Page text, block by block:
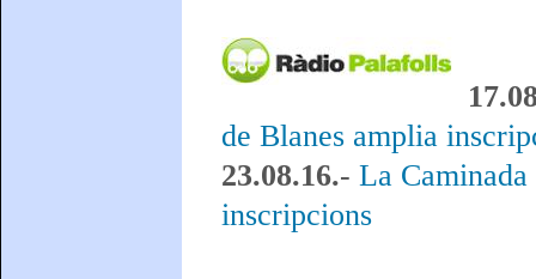
de Blanes amplia
23.08.16.- La
inscripcions